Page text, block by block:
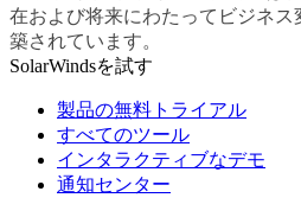
在および将来にわたってビジネ
築されています。
SolarWindsを試す
製品の無料トライアル
すべてのツール
インタラクティブなデモ
通知センター